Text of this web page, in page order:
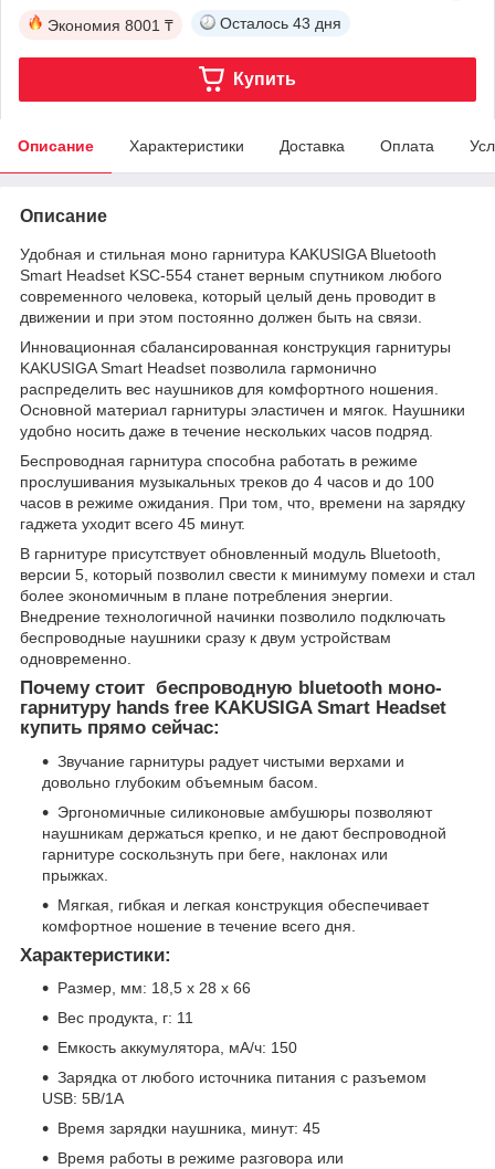
Экономия 8001 ₸ Осталось 43 дня
Купить
Описание Характеристики Доставка Оплата
Описание
Удобная и стильная моно гарнитура KAKUSIGA Bluetooth
Smart Headset KSC-554 станет верным спутником любого
современного человека, который целый день проводит в
движении и при этом постоянно должен быть на связи.
Инновационная сбалансированная конструкция гарнитуры
KAKUSIGA Smart Headset позволила гармонично
распределить вес наушников для комфортного ношения.
Основной материал гарнитуры эластичен и мягок. Наушники
удобно носить даже в течение нескольких часов подряд.
Беспроводная гарнитура способна работать в режиме
прослушивания музыкальных треков до 4 часов и до 100
часов в режиме ожидания. При том, что, времени на зарядку
гаджета уходит всего 45 минут.
В гарнитуре присутствует обновленный модуль Bluetooth,
версии 5, который позволил свести к минимуму помехи и стал
более экономичным в плане потребления энергии.
Внедрение технологичной начинки позволило подключать
беспроводные наушники сразу к двум устройствам
одновременно.
Почему стоит беспроводную bluetooth моно-
гарнитуру hands free KAKUSIGA Smart Headset
купить прямо сейчас:
Звучание гарнитуры радует чистыми верхами и
довольно глубоким объемным басом.
Эргономичные силиконовые амбушюры позволяют
наушникам держаться крепко, и не дают беспроводной
гарнитуре соскользнуть при беге, наклонах или
прыжках.
Мягкая, гибкая и легкая конструкция обеспечивает
комфортное ношение в течение всего дня.
Характеристики:
Размер, мм: 18,5 х 28 х 66
Вес продукта, г: 11
Емкость аккумулятора, мА/ч: 150
Зарядка от любого источника питания с разъемом
USB: 5В/1А
Время зарядки наушника, минут: 45
Время работы в режиме разговора или